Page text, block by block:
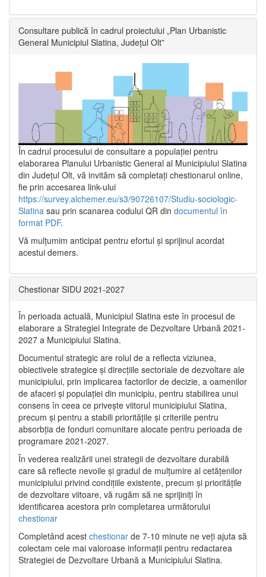
Consultare publică în cadrul proiectului „Plan Urbanistic
General Municipiul Slatina, Județul Olt”
În cadrul procesului de consultare a populaţiei pentru
elaborarea Planului Urbanistic General al Municipiului Slatina
din Județul Olt, vă invităm să completați chestionarul online,
fie prin accesarea link-ului
https://survey.alchemer.eu/s3/90726107/Studiu-sociologic-
Slatina sau prin scanarea codului QR din documentul în
format PDF.
Vă mulţumim anticipat pentru efortul şi sprijinul acordat
acestui demers.
Chestionar SIDU 2021-2027
În perioada actuală, Municipiul Slatina este în procesul de
elaborare a Strategiei Integrate de Dezvoltare Urbană 2021‐
2027 a Municipiului Slatina.
Documentul strategic are rolul de a reflecta viziunea,
obiectivele strategice și direcțiile sectoriale de dezvoltare ale
municipiului, prin implicarea factorilor de decizie, a oamenilor
de afaceri și populației din municipiu, pentru stabilirea unui
consens în ceea ce privește viitorul municipiului Slatina,
precum și pentru a stabili prioritățile și criteriile pentru
absorbția de fonduri comunitare alocate pentru perioada de
programare 2021-2027.
În vederea realizării unei strategii de dezvoltare durabilă
care să reflecte nevoile și gradul de mulțumire al cetățenilor
municipiului privind condițiile existente, precum și prioritățile
de dezvoltare viitoare, vă rugăm să ne sprijiniți în
identificarea acestora prin completarea următorului
chestionar
Completând acest chestionar de 7-10 minute ne veți ajuta să
colectam cele mai valoroase informații pentru redactarea
Strategiei de Dezvoltare Urbană a Municipiului Slatina.